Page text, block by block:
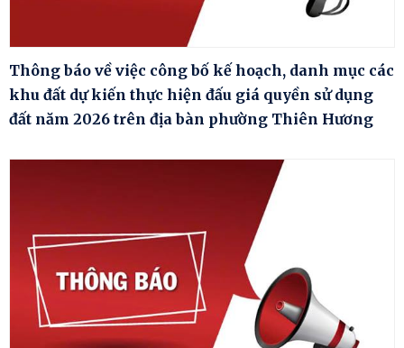
Thông báo về việc công bố kế hoạch, danh mục các
khu đất dự kiến thực hiện đấu giá quyền sử dụng
đất năm 2026 trên địa bàn phường Thiên Hương